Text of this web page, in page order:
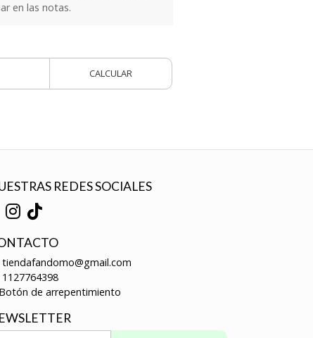
en las notas.
CALCULAR
REDES SOCIALES
tiendafandomo@gmail.com
1127764398
Botón de arrepentimiento